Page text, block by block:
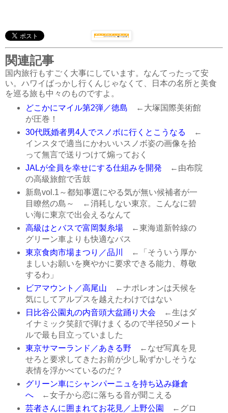
関連記事
国内旅行もすごく大事にしています。なんてったって安
い。ハワイばっかし行くんじゃなくて、日本の名所と美食
を巡る旅も中々のものですよ。
どこかにマイル第2弾／徳島 ←大塚国際美術館
が圧巻！
30代既婚者男4人でスノボに行くとこうなる ←
インスタで適当にかわいいスノボ姿の画像を拾
って無言で送りつけて煽っておく
JALが全員を幸せにする仕組みを開発 ←由布院
の高級旅館で舌鼓
新島vol.1～都知事選にやる気が無い候補者が一
目瞭然の島～
←消耗しない東京。こんなに碧
い海に東京で出会えるなんて
高級はとバスで富岡製糸場←東海道新幹線の
グリーン車よりも快適なバス
東京食肉市場まつり／品川
←「そういう厚か
ましいお願いを爽やかに要求できる能力、尊敬
するわ」
ビアマウント／高尾山 ←ナポレオンは天候を
気にしてアルプスを越えたわけではない
日比谷公園丸の内音頭大盆踊り大会 ←生はダ
イナミック笑顔で弾けまくるので半径50メート
ルで最も目立っていました
東京サマーランド／あきる野 ←なぜ写真を見
せろと要求してきたお前が少し恥ずかしそうな
表情を浮かべているのだ？
グリーン車にシャンパーニュを持ち込み鎌倉
へ←女子から恋に落ちる音が聞こえる
芸者さんに囲まれてお花見／上野公園
←グロ